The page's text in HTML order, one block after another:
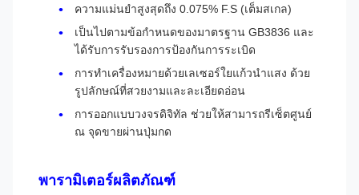
ความแม่นยำสูงสุดถึง 0.075% F.S (เต็มสเกล)
เป็นไปตามข้อกำหนดของมาตรฐาน GB3836 และ
ได้รับการรับรองการป้องกันการระเบิด
การทำเครื่องหมายด้วยเลเซอร์ใยแก้วนำแสง ด้วย
รูปลักษณ์ที่สวยงามและละเอียดอ่อน
การออกแบบวงจรดิจิทัล ช่วยให้สามารถรีเซ็ตศูนย์
ณ จุดขายผ่านปุ่มกด
พารามิเตอร์ผลิตภัณฑ์